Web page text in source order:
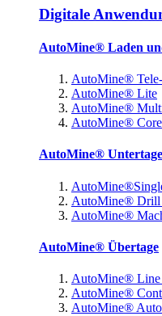
Digitale
AutoMine® Laden
AutoMine®
AutoMine® Lite
AutoMine®
AutoMine® Core
AutoMine®
AutoMine® Drill
AutoMine®
AutoMine® Übertage
AutoMine® Line
AutoMine®
AutoMine®